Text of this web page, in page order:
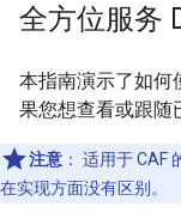
全方位服务
本指南演示了如何
果您想查看或跟随
注意 ： 适用于 CAF
在实现方面没有区别。